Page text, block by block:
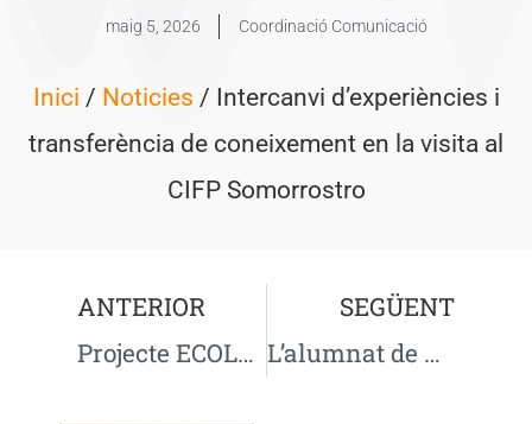
maig 5, 2026 Coordinació Comunicació
Inici / Noticies / Intercanvi d’experiències i
transferència de coneixement en la visita al
CIFP Somorrostro
ANTERIOR
Projecte ECOLabAG: Quan l’FP treballa amb reptes reals d’empresa
SEGÜENT
L’alumnat de Fusta i Moble dissenya solucions pràctiques per als habitatges actuals